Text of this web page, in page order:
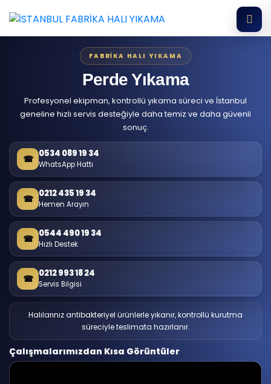
FABRIKA HALI YIKAMA
Perde Yıkama
Profesyonel ekipman, kontrollü yıkama süreci ve İstanbul
geneline hızlı servis desteğiyle daha temiz ve daha güvenli
sonuç.
☎ 0534 089 19 34
WhatsApp Hattı
☎ 0212 435 19 34
Hemen Arayın
☎ 0544 490 19 34
Hızlı Destek
☎ 0212 993 18 24
Servis Bilgisi
Halılarınız antibakteriyel ürünlerle yıkanır, kontrollü kurutma
süreciyle teslimata hazırlanır.
Çalışmalarımızdan Kısa Görüntüler